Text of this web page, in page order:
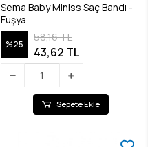
Sema Baby Miniss Saç Bandı -
Fuşya
%25
58,16 TL
43,62 TL
Sepete Ekle